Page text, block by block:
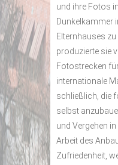
und ihre Fotos
Dunkelkammer
Elternhauses
produzierte sie
Fotostrecken
internationale
schließlich, die
selbst
und Vergehen
Arbeit des
Zufriedenheit,